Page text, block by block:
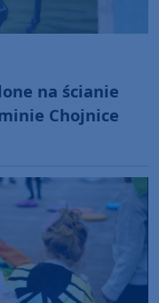
na ścianie
Chojnice